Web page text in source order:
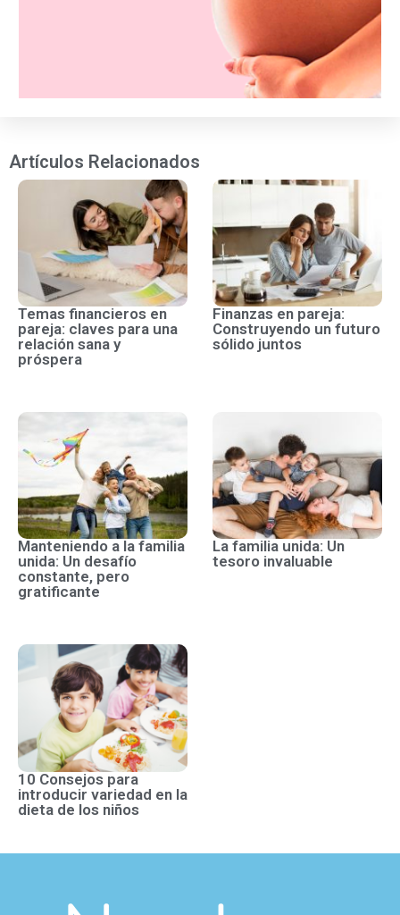
Artículos Relacionados
Temas financieros en
pareja: claves para una
relación sana y
próspera
Finanzas en pareja:
Construyendo un futuro
sólido juntos
Manteniendo a la familia
unida: Un desafío
constante, pero
gratificante
La familia unida: Un
tesoro invaluable
10 Consejos para
introducir variedad en la
dieta de los niños